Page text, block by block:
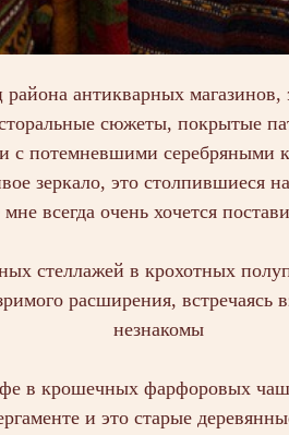
района антикварных
сюжеты, покрытые
с потемневшими серебряными
зеркало, это столпившиеся
всегда очень хочется
стеллажей в крохотных
расширения, встречаясь
незнакомы
в крошечных фарфоровых
и это старые